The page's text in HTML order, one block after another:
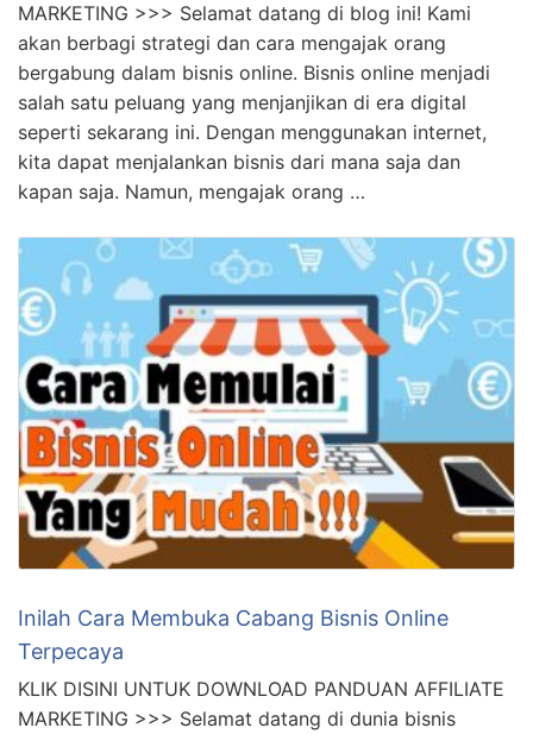
MARKETING >>> Selamat datang di blog ini! Kami
akan berbagi strategi dan cara mengajak orang
bergabung dalam bisnis online. Bisnis online menjadi
salah satu peluang yang menjanjikan di era digital
seperti sekarang ini. Dengan menggunakan internet,
kita dapat menjalankan bisnis dari mana saja dan
kapan saja. Namun, mengajak orang …
Inilah Cara Membuka Cabang Bisnis Online
Terpecaya
KLIK DISINI UNTUK DOWNLOAD PANDUAN AFFILIATE
MARKETING >>> Selamat datang di dunia bisnis